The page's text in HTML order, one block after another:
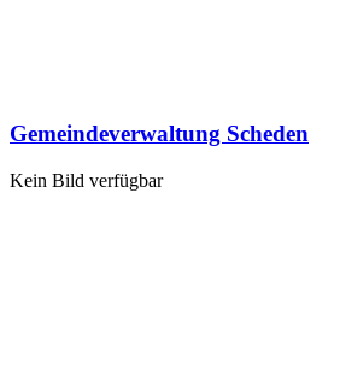
Gemeindeverwaltung Scheden
Kein Bild verfügbar